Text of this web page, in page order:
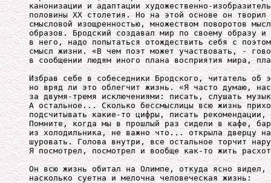
канонизации и адаптации художественно-
половины XX столетия. Но на этой основе он
смысловой изощренностью, множеством поворотов
образов. Бродский создавал мир по своему образу
в него, надо попытаться отождествить себя с
смысл жизни. «В чем поэт может участвовать, -
в сообщении людям иного плана восприятия мира,
Избрав себе в собеседники Бродского, читатель об
но вряд ли это облегчит жизнь. «Я часто думаю,
за двумя-тремя исключениями: писать, слушать
А остальное... Сколько бессмыслицы всю жизнь
подсчитывать какие-то цифры, писать
Помните, когда мы в прошлый раз сидели в кафе,
из холодильника, не важно что... открыла дверцу
шуровать. Голова внутри, все остальное торчит
Я посмотрел, посмотрел и вообще как-то жить
Он всю жизнь обитал на Олимпе, откуда ясно видел,
насколько суетна и мелочна человеческая жизнь: